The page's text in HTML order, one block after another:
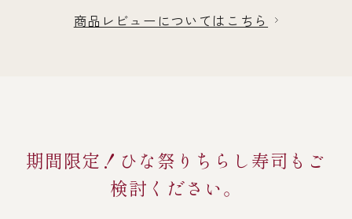
商品レビューについてはこちら
期間限定！ひな祭りちらし寿司もご
検討ください。